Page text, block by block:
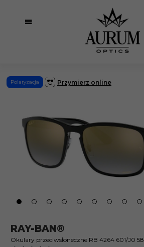
Polaryzacja Przymierz online
RAY-BAN®
Okulary przeciwsłoneczne RB 4264 601/J0 58